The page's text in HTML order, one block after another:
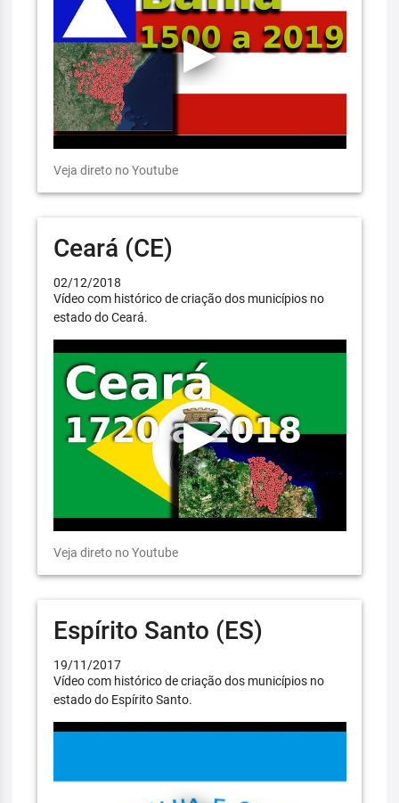
Veja direto no Youtube
Ceará (CE)
02/12/2018
Vídeo com histórico de criação dos municípios no
estado do Ceará.
Veja direto no Youtube
Espírito Santo (ES)
19/11/2017
Vídeo com histórico de criação dos municípios no
estado do Espírito Santo.